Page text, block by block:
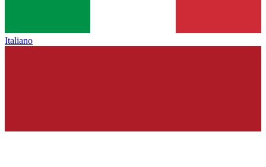
Italiano